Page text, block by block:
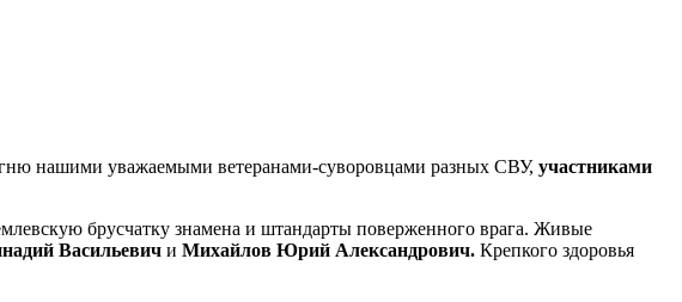
нашими уважаемыми ветеранами-суворовцами разных СВУ, участниками
брусчатку знамена и штандарты поверженного врага. Живые
Васильевич и Михайлов Юрий Александрович. Крепкого здоровья